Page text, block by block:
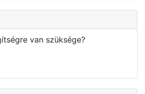
van szüksége?